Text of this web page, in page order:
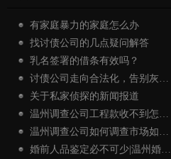
有家庭暴力的家庭怎么办
找讨债公司的几点疑问解答
乳名签署的借条有效吗？
讨债公司走向合法化，告别灰…
关于私家侦探的新闻报道
温州调查公司工程款收不到怎…
温州调查公司如何调查市场如…
婚前人品鉴定必不可少|温州婚…